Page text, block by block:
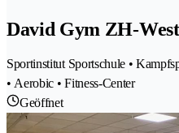
David Gym ZH-West
Sportinstitut Sportschule •
• Aerobic • Fitness-Center
Geöffnet